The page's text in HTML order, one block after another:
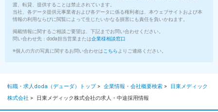
渡、転貸、提供することは禁止されています。
当社、各データ提供元事業者および各データに係る権利者は、本ウェブサイトおよび本
情報の利用ならびに閲覧によって生じたいかなる損害にも責任を負いかねます。
掲載情報に関するご相談ご要望は、下記までお問い合わせください。
問い合わせ先：doda担当営業または企業様相談窓口
※個人の方の写真に関するお問い合わせは こちら よりご連絡ください。
転職・求人doda（デューダ）トップ> 企業情報・会社概要検索 >
日東メディック
株式会社 > 日東メディック株式会社の求人・中途採用情報